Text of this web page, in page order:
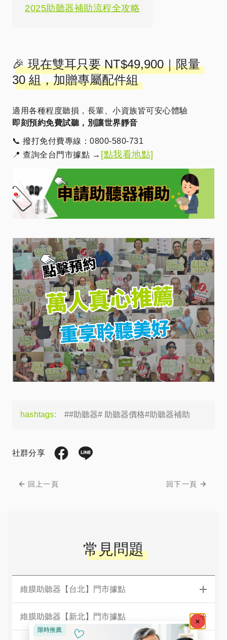
2025助聽器補助流程全攻略
🎉 現在雙耳只要 NT$49,900｜限量
30 組，加贈專屬配件組
適用各種程度聽損，長輩、小資族皆可安心體驗
即刻預約免費試聽，別讓世界靜音
📞 撥打免付費專線：0800-580-731
📍 查詢全台門市據點 → [點我看地點]
hashtags: ##助聽器# 助聽器價格#助聽器補助
社群分享
回上一頁 回下一頁
常見問題
維膜助聽器【台北】門市據點
維膜助聽器【新北】門市據點